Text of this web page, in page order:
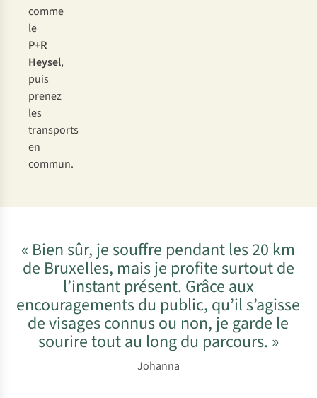
comme
le
P+R
Heysel,
puis
prenez
les
transports
en
commun.
« Bien sûr, je souffre pendant les 20 km
de Bruxelles, mais je profite surtout de
l’instant présent. Grâce aux
encouragements du public, qu’il s’agisse
de visages connus ou non, je garde le
sourire tout au long du parcours. »
Johanna